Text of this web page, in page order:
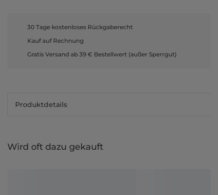
30 Tage kostenloses Rückgaberecht
Kauf auf Rechnung
Gratis Versand ab 39 € Bestellwert (außer Sperrgut)
Produktdetails
Wird oft dazu gekauft